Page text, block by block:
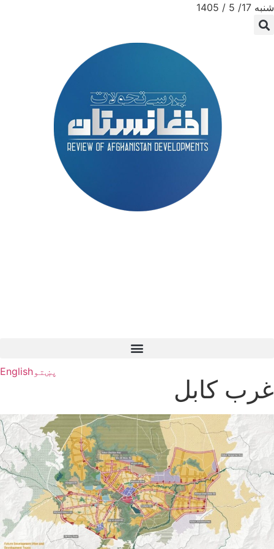
شنبه 17/ 5 / 1405
پښتوEnglish
غرب کابل